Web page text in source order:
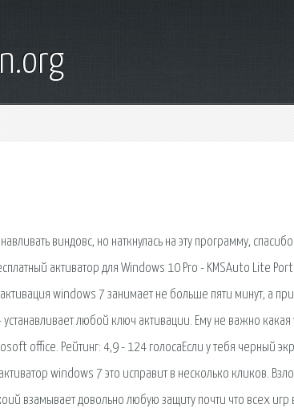
виндовс, но наткнулась на эту программу,
активатор для Windows 10 Pro - KMSAuto Lite
windows 7 занимает не больше пяти минут, а
любой ключ активации. Ему не важно какая
office. Рейтинг: 4,9 - 124 голосаЕсли у тебя черный
windows 7 это исправит в несколько кликов.
взамывает довольно любую защиту почти что всех игр